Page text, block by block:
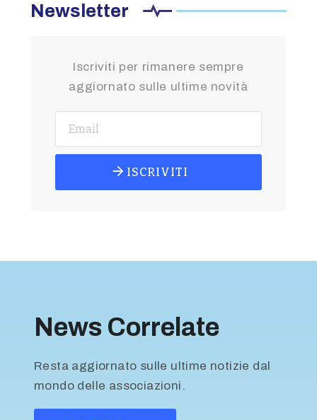
Newsletter
Iscriviti per rimanere sempre
aggiornato sulle ultime novità
ISCRIVITI
News Correlate
Resta aggiornato sulle ultime notizie dal
mondo delle associazioni.